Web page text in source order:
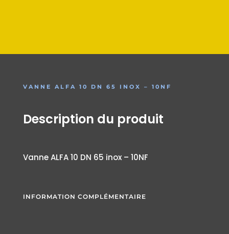
VANNE ALFA 10 DN 65 INOX – 10NF
Description du produit
Vanne ALFA 10 DN 65 inox – 10NF
INFORMATION COMPLÉMENTAIRE